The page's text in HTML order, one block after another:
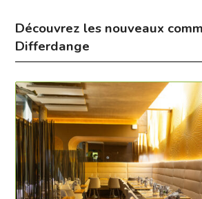
Découvrez les nouveaux
Differdange